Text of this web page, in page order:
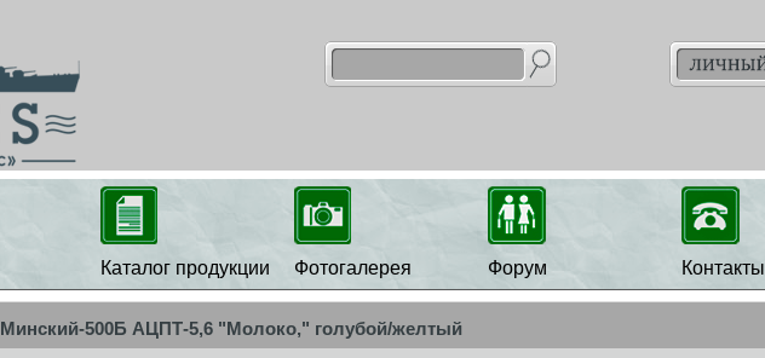
Каталог продукции Фотогалерея Форум Контакты
Минский-500Б АЦПТ-5,6 "Молоко," голубой/желтый